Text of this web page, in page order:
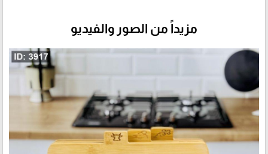
مزيداً من الصور والفيديو